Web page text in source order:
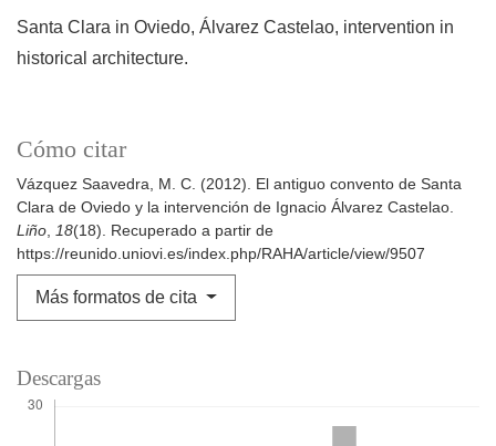
Cómo citar
Vázquez Saavedra, M. C. (2012). El antiguo convento de Santa
Clara de Oviedo y la intervención de Ignacio Álvarez Castelao.
Liño, 18(18). Recuperado a partir de
https://reunido.uniovi.es/index.php/RAHA/article/view/9507
Más formatos de cita
Santa Clara in Oviedo, Álvarez Castelao, intervention in
historical architecture.
Descargas